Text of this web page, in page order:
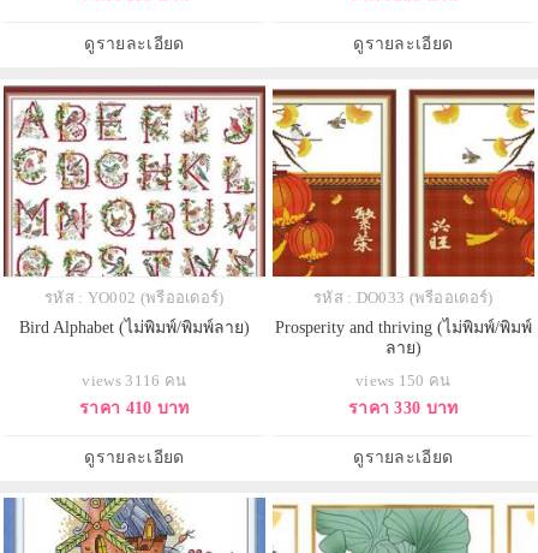
ดูรายละเอียด ดูรายละเอียด
รหัส : YO002 (พรีออเดอร์)
Bird Alphabet (ไม่พิมพ์/พิมพ์ลาย)
views 3116 คน
ราคา 410 บาท
ดูรายละเอียด
รหัส : DO033 (พรีออเดอร์)
Prosperity and thriving (ไม่พิมพ์/พิมพ์
ลาย)
views 150 คน
ราคา 330 บาท
ดูรายละเอียด